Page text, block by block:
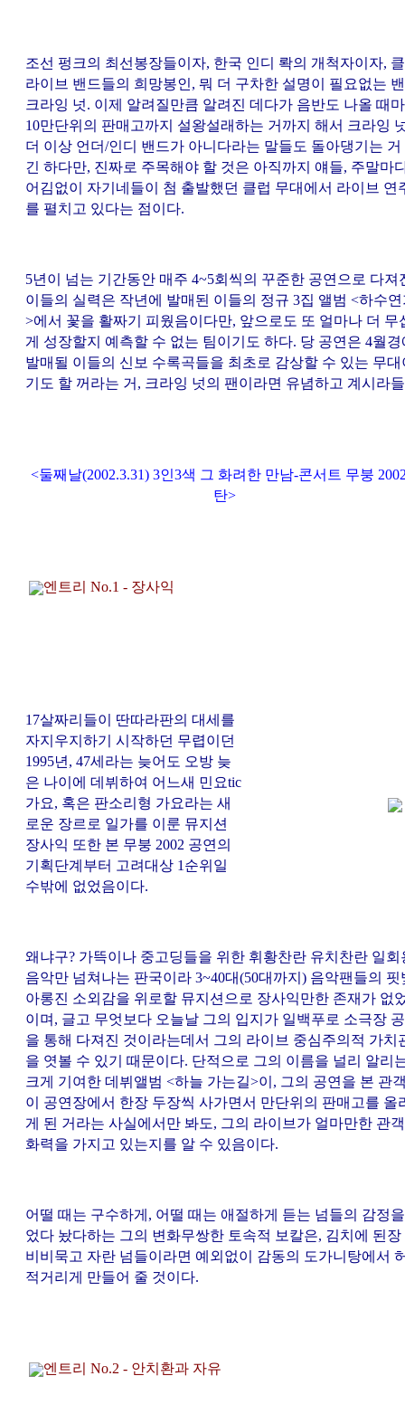
조선 펑크의 최선봉장들이자, 한국 인디 롹의 개척자이자,
라이브 밴드들의 희망봉인, 뭐 더 구차한 설명이 필요없는
크라잉 넛. 이제 알려질만큼 알려진 데다가 음반도 나올 때
10만단위의 판매고까지 설왕설래하는 거까지 해서 크라잉
더 이상 언더/인디 밴드가 아니다라는 말들도 돌아댕기는 거
긴 하다만, 진짜로 주목해야 할 것은 아직까지 얘들, 주말마
어김없이 자기네들이 첨 출발했던 클럽 무대에서 라이브 연
를 펼치고 있다는 점이다.
5년이 넘는 기간동안 매주 4~5회씩의 꾸준한 공연으로 다져
이들의 실력은 작년에 발매된 이들의 정규 3집 앨범 <하수
>에서 꽃을 활짜기 피웠음이다만, 앞으로도 또 얼마나 더 무
게 성장할지 예측할 수 없는 팀이기도 하다. 당 공연은 4월경
발매될 이들의 신보 수록곡들을 최초로 감상할 수 있는 무대
기도 할 꺼라는 거, 크라잉 넛의 팬이라면 유념하고 계시라
<둘째날(2002.3.31) 3인3색 그 화려한 만남-콘서트 무붕
탄>
엔트리 No.1 - 장사익
17살짜리들이 딴따라판의 대세를
자지우지하기 시작하던 무렵이던
1995년, 47세라는 늦어도 오방 늦
은 나이에 데뷔하여 어느새 민요tic
가요, 혹은 판소리형 가요라는 새
로운 장르로 일가를 이룬 뮤지션
장사익 또한 본 무붕 2002 공연의
기획단계부터 고려대상 1순위일
수밖에 없었음이다.
왜냐구? 가뜩이나 중고딩들을 위한 휘황찬란 유치찬란 일회
음악만 넘쳐나는 판국이라 3~40대(50대까지) 음악팬들의 핏
아롱진 소외감을 위로할 뮤지션으로 장사익만한 존재가 없
이며, 글고 무엇보다 오늘날 그의 입지가 일백푸로 소극장
을 통해 다져진 것이라는데서 그의 라이브 중심주의적 가치
을 엿볼 수 있기 때문이다. 단적으로 그의 이름을 널리 알리
크게 기여한 데뷔앨범 <하늘 가는길>이, 그의 공연을 본 관
이 공연장에서 한장 두장씩 사가면서 만단위의 판매고를 올
게 된 거라는 사실에서만 봐도, 그의 라이브가 얼마만한 관
화력을 가지고 있는지를 알 수 있음이다.
어떨 때는 구수하게, 어떨 때는 애절하게 듣는 넘들의 감정
었다 놨다하는 그의 변화무쌍한 토속적 보칼은, 김치에 된장
비비묵고 자란 넘들이라면 예외없이 감동의 도가니탕에서
적거리게 만들어 줄 것이다.
엔트리 No.2 - 안치환과 자유